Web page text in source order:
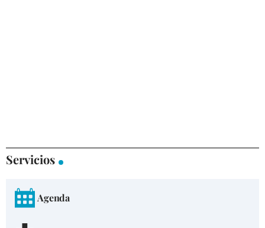
Servicios
Agenda